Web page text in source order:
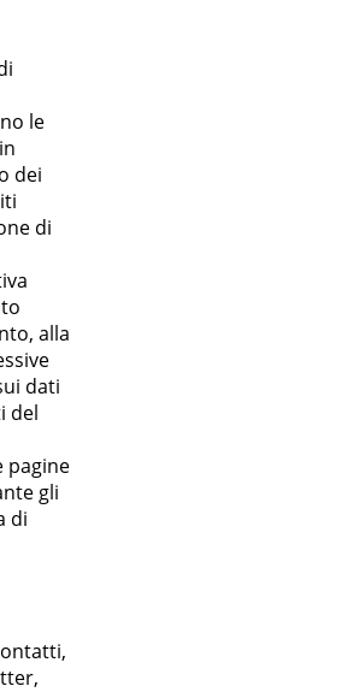
le
dei
di
alla
dati
del
pagine
gli
di